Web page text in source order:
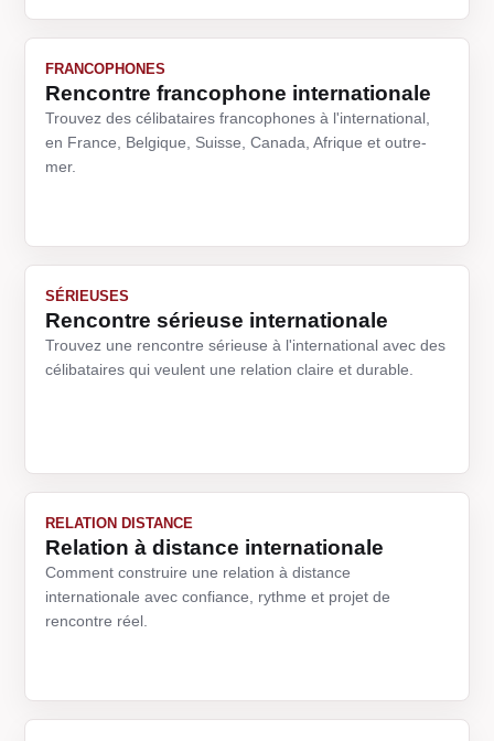
FRANCOPHONES
Rencontre francophone internationale
Trouvez des célibataires francophones à l'international,
en France, Belgique, Suisse, Canada, Afrique et outre-
mer.
SÉRIEUSES
Rencontre sérieuse internationale
Trouvez une rencontre sérieuse à l'international avec des
célibataires qui veulent une relation claire et durable.
RELATION DISTANCE
Relation à distance internationale
Comment construire une relation à distance
internationale avec confiance, rythme et projet de
rencontre réel.